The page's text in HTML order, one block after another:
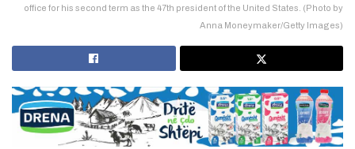
office for his second term as the 47th president of the United States. (Photo by
Anna Moneymaker/Getty Images)